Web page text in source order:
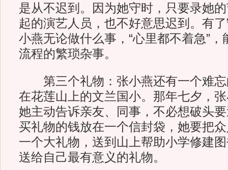
是从不迟到。因为她守时，只要录她
起的演艺人员，也不好意思迟到。有
小燕无论做什么事，“心里都不着急”
流程的繁琐杂事。
第三个礼物：张小燕还有一个难忘
在花莲山上的文兰国小。那年七夕，
她主动告诉亲友、同事，不必想破头
买礼物的钱放在一个信封袋，她要把
一个大礼物，送到山上帮助小学修建
送给自己最有意义的礼物。